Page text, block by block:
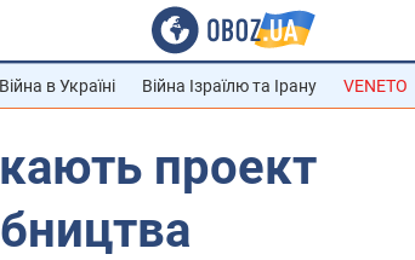
Війна в Україні Війна Ізраїлю та Ірану VENETO
проект